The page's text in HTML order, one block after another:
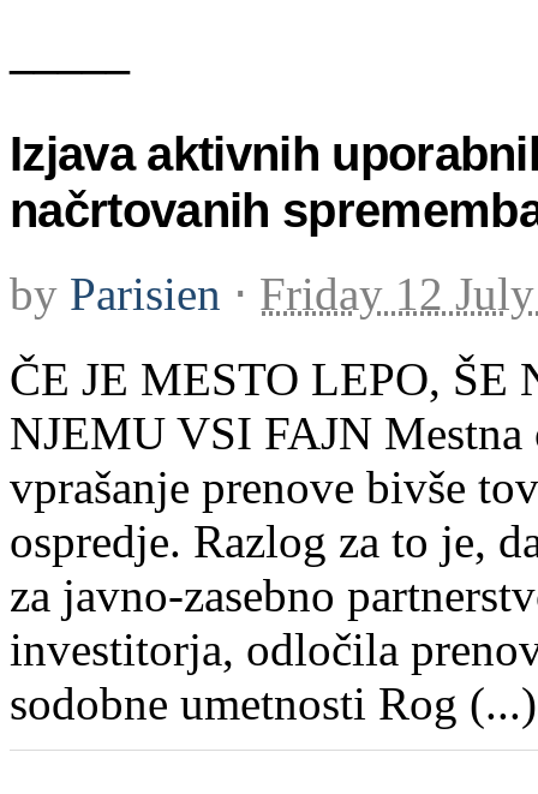
Izjava aktivnih
načrtovanih
by Parisien ⋅ Friday 12
ČE JE MESTO LEPO,
NJEMU VSI FAJN
vprašanje prenove bivše
ospredje. Razlog za to je,
za javno-zasebno
investitorja, odločila
sodobne umetnosti Rog (...)